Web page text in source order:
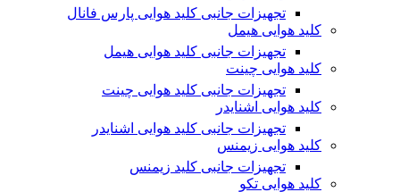
تجهیزات جانبی کلید هوایی پارس فانال
کلید هوایی هیمل
تجهیزات جانبی کلید هوایی هیمل
کلید هوایی چینت
تجهیزات جانبی کلید هوایی چینت
کلید هوایی اشنایدر
تجهیزات جانبی کلید هوایی اشنایدر
کلید هوایی زیمنس
تجهیزات جانبی کلید زیمنس
کلید هوایی تکو